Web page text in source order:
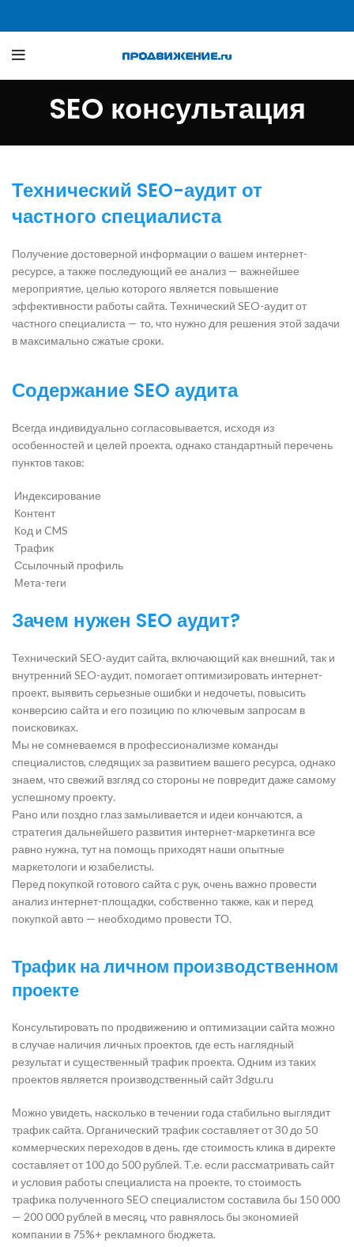
SEO консультация
Технический SEO-аудит от
частного специалиста
Получение достоверной информации о вашем интернет-
ресурсе, а также последующий ее анализ — важнейшее
мероприятие, целью которого является повышение
эффективности работы сайта. Технический SEO-аудит от
частного специалиста — то, что нужно для решения этой задачи
в максимально сжатые сроки.
Содержание SEO аудита
Всегда индивидуально согласовывается, исходя из
особенностей и целей проекта, однако стандартный перечень
пунктов таков:
Индексирование
Контент
Код и CMS
Трафик
Ссылочный профиль
Мета-теги
Зачем нужен SEO аудит?
Технический SEO-аудит сайта, включающий как внешний, так и
внутренний SEO-аудит, помогает оптимизировать интернет-
проект, выявить серьезные ошибки и недочеты, повысить
конверсию сайта и его позицию по ключевым запросам в
поисковиках.
Мы не сомневаемся в профессионализме команды
специалистов, следящих за развитием вашего ресурса, однако
знаем, что свежий взгляд со стороны не повредит даже самому
успешному проекту.
Рано или поздно глаз замыливается и идеи кончаются, а
стратегия дальнейшего развития интернет-маркетинга все
равно нужна, тут на помощь приходят наши опытные
маркетологи и юзабелисты.
Перед покупкой готового сайта с рук, очень важно провести
анализ интернет-площадки, собственно также, как и перед
покупкой авто — необходимо провести ТО.
Трафик на личном производственном
проекте
Консультировать по продвижению и оптимизации сайта можно
в случае наличия личных проектов, где есть наглядный
результат и существенный трафик проекта. Одним из таких
проектов является производственный сайт 3dgu.ru
Можно увидеть, насколько в течении года стабильно выглядит
трафик сайта. Органический трафик составляет от 30 до 50
коммерческих переходов в день, где стоимость клика в директе
составляет от 100 до 500 рублей. Т.е. если рассматривать сайт
и условия работы специалиста на проекте, то стоимость
трафика полученного SEO специалистом составила бы 150 000
— 200 000 рублей в месяц, что равнялось бы экономией
компании в 75%+ рекламного бюджета.